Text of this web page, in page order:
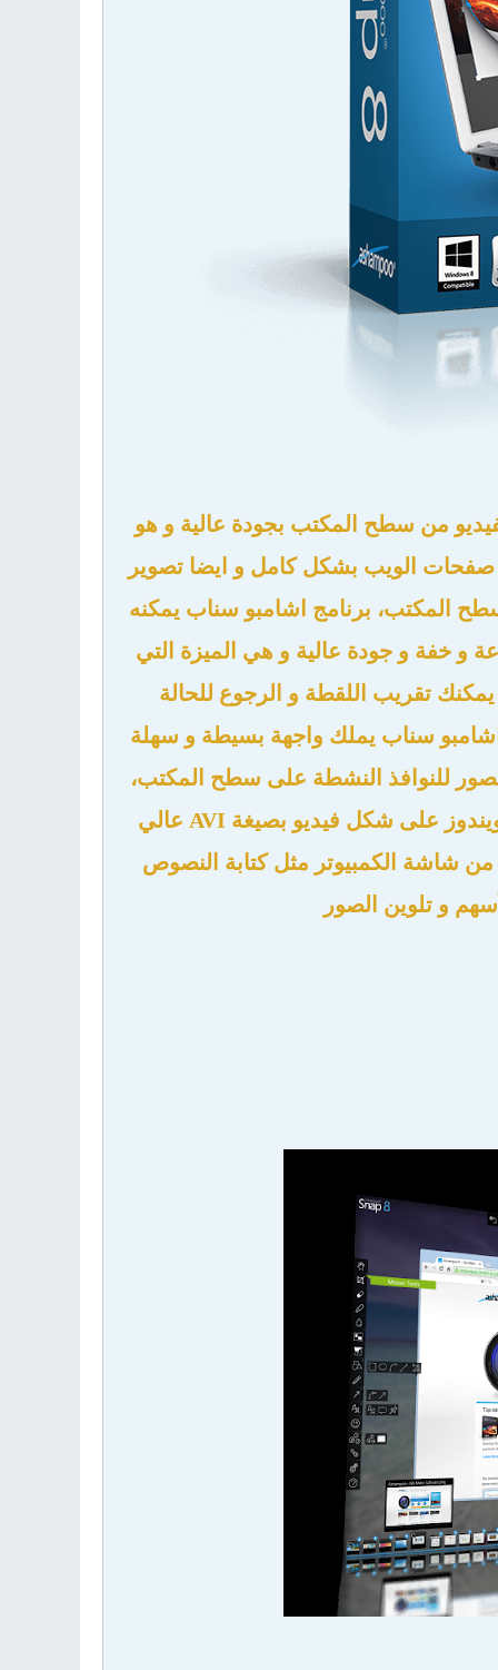
من سطح المكتب بجودة عالية و هو
صفحات الويب بشكل كامل و ايضا تصوير
المكتب، برنامج اشامبو سناب يمكنه
و خفة و جودة عالية و هي الميزة التي
تقريب اللقطة و الرجوع للحالة
اشامبو سناب يملك واجهة بسيطة و سهلة
للنوافذ النشطة على سطح المكتب،
ايضا يمكنك تسجيل و عمل شروحات إحترافية حول مختلف تطبيقات الويندوز على شكل فيديو بصيغة AVI عالي
من شاشة الكمبيوتر مثل كتابة النصوص
و تلوين الصور